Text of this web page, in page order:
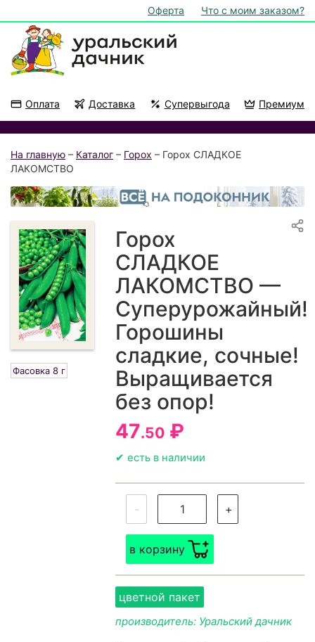
Оферта Что с моим заказом?
Оплата Доставка Супервыгода Премиум
На главную – Каталог – Горох – Горох СЛАДКОЕ
ЛАКОМСТВО
Фасовка 8 г
Горох
СЛАДКОЕ
ЛАКОМСТВО —
Суперурожайный!
Горошины
сладкие, сочные!
Выращивается
без опор!
47.50 ₽
✔ есть в наличии
- +
в корзину
цветной пакет
производитель: Уральский дачник